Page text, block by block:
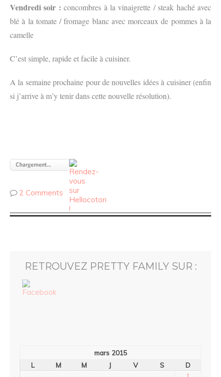
Vendredi soir : concombres à la vinaigrette / steak haché avec
blé à la tomate / fromage blanc avec morceaux de pommes à la
camelle
C’est simple, rapide et facile à cuisiner.
A la semaine prochaine pour de nouvelles idées à cuisiner (enfin
si j’arrive à m’y tenir dans cette nouvelle résolution).
2 Comments
RETROUVEZ PRETTY FAMILY SUR :
mars 2015
L
M M J V S
D